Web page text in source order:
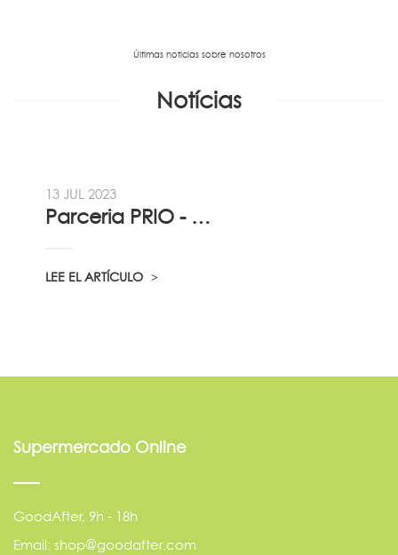
Últimas noticias sobre nosotros
Notícias
13 JUL 2023
Parceria PRIO - Viadireta - Goodafter...
LEE EL ARTÍCULO
Supermercado Online
GoodAfter, 9h - 18h
Email: shop@goodafter.com